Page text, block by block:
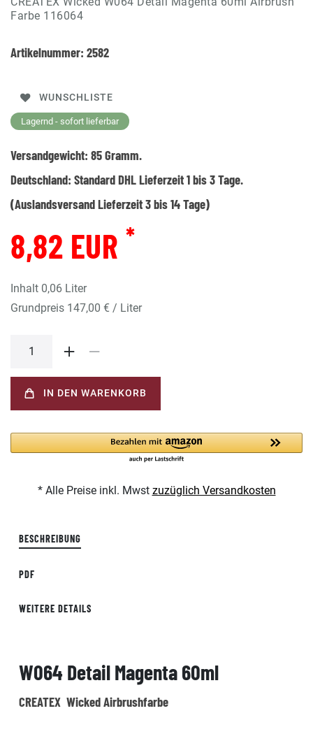
Farbe 116064
Artikelnummer: 2582
WUNSCHLISTE
Lagernd - sofort lieferbar
Versandgewicht: 85Gramm.
Deutschland: Standard DHL Lieferzeit 1 bis 3 Tage.
(Auslandsversand Lieferzeit 3 bis 14 Tage)
8,82 EUR *
Inhalt 0,06 Liter
Grundpreis 147,00 € / Liter
IN DEN WARENKORB
* Alle Preise inkl. Mwst zuzüglich Versandkosten
BESCHREIBUNG
PDF
WEITERE DETAILS
W064 Detail Magenta 60ml
CREATEX Wicked Airbrushfarbe